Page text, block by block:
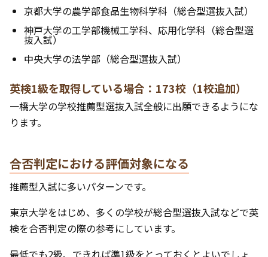
京都大学の農学部食品生物科学科（総合型選抜入試）
神戸大学の工学部機械工学科、応用化学科（総合型選
抜入試）
中央大学の法学部（総合型選抜入試）
英検1級を取得している場合：173校（1校追加）
一橋大学の学校推薦型選抜入試全般に出願できるようにな
ります。
合否判定における評価対象になる
推薦型入試に多いパターンです。
東京大学をはじめ、多くの学校が総合型選抜入試などで英
検を合否判定の際の参考にしています。